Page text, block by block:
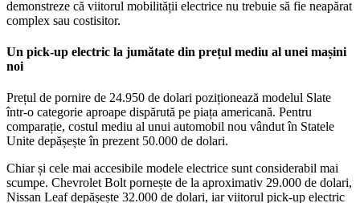
demonstreze că viitorul mobilității electrice nu trebuie să fie neapărat
complex sau costisitor.
Un pick-up electric la jumătate din prețul mediu al unei mașini
noi
Prețul de pornire de 24.950 de dolari poziționează modelul Slate
într-o categorie aproape dispărută pe piața americană. Pentru
comparație, costul mediu al unui automobil nou vândut în Statele
Unite depășește în prezent 50.000 de dolari.
Chiar și cele mai accesibile modele electrice sunt considerabil mai
scumpe. Chevrolet Bolt pornește de la aproximativ 29.000 de dolari,
Nissan Leaf depășește 32.000 de dolari, iar viitorul pick-up electric